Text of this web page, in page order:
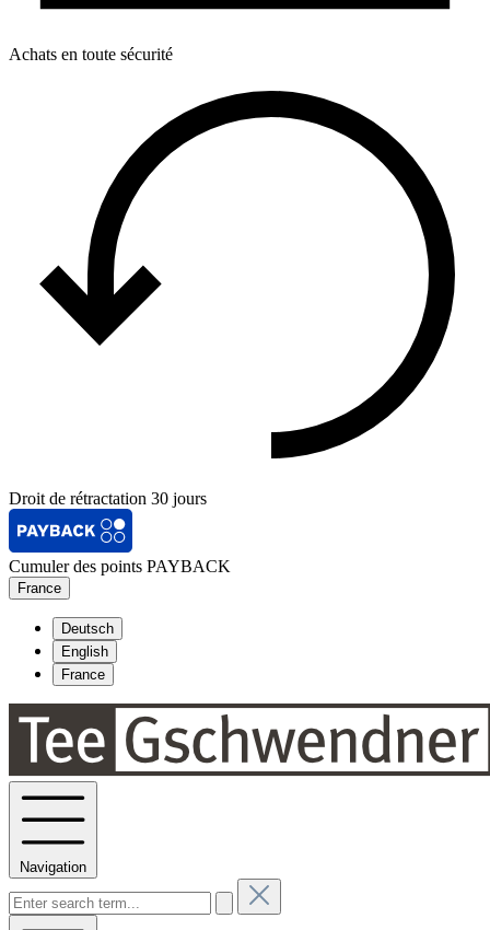
Achats en toute sécurité
Droit de rétractation 30 jours
Cumuler des points PAYBACK
France
Deutsch
English
France
Navigation